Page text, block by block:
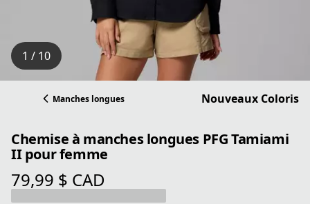
1 / 10
Manches longues Nouveaux Coloris
Chemise à manches longues PFG Tamiami
II pour femme
79,99 $ CAD
prix actuel 79,99 $ CAD